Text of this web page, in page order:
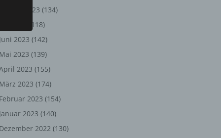
August 2023 (134)
(118)
Juni 2023 (142)
Mai 2023 (139)
2023 (155)
März 2023 (174)
Februar 2023 (154)
Januar 2023 (140)
Dezember 2022 (130)